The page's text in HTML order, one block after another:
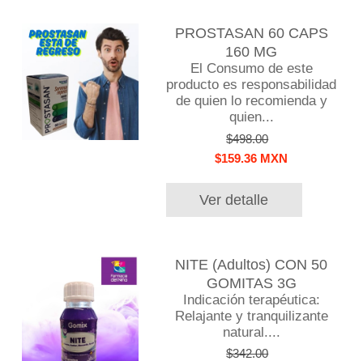
PROSTASAN 60 CAPS
160 MG
El Consumo de este
producto es responsabilidad
de quien lo recomienda y
quien...
$498.00
$159.36 MXN
Ver detalle
NITE (Adultos) CON 50
GOMITAS 3G
Indicación terapéutica:
Relajante y tranquilizante
natural....
$342.00